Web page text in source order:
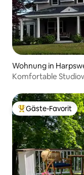
Wohnung in
Komfortable
Beliebter Gäste-
Gäste-Favorit